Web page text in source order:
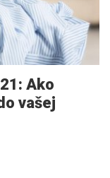
Ako
vašej